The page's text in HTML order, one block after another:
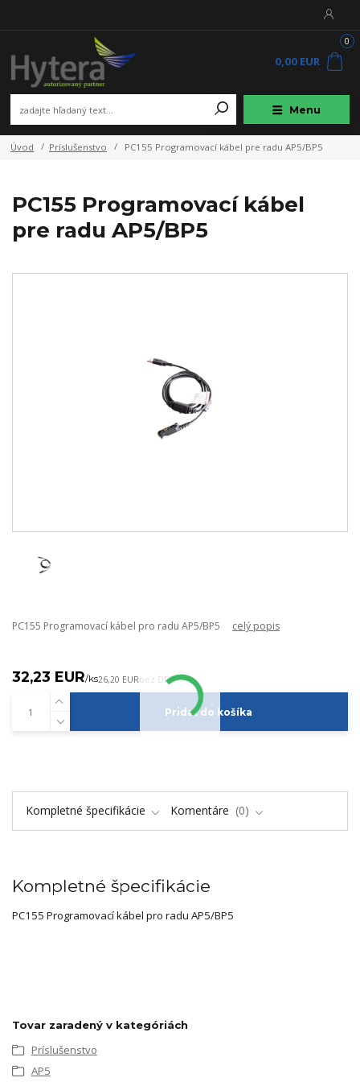
Menu
0
0,00 EUR
Úvod Príslušenstvo PC155 Programovací kábel pre radu AP5/BP5
PC155 Programovací kábel
pre radu AP5/BP5
PC155 Programovací kábel pro radu AP5/BP5 celý popis
32,23 EUR/ks26,20 EURbez DPH
Pridať do košíka
Kompletné špecifikácie Komentáre 0
Kompletné špecifikácie
PC155 Programovací kábel pro radu AP5/BP5
Tovar zaradený v kategóriách
Príslušenstvo
AP5